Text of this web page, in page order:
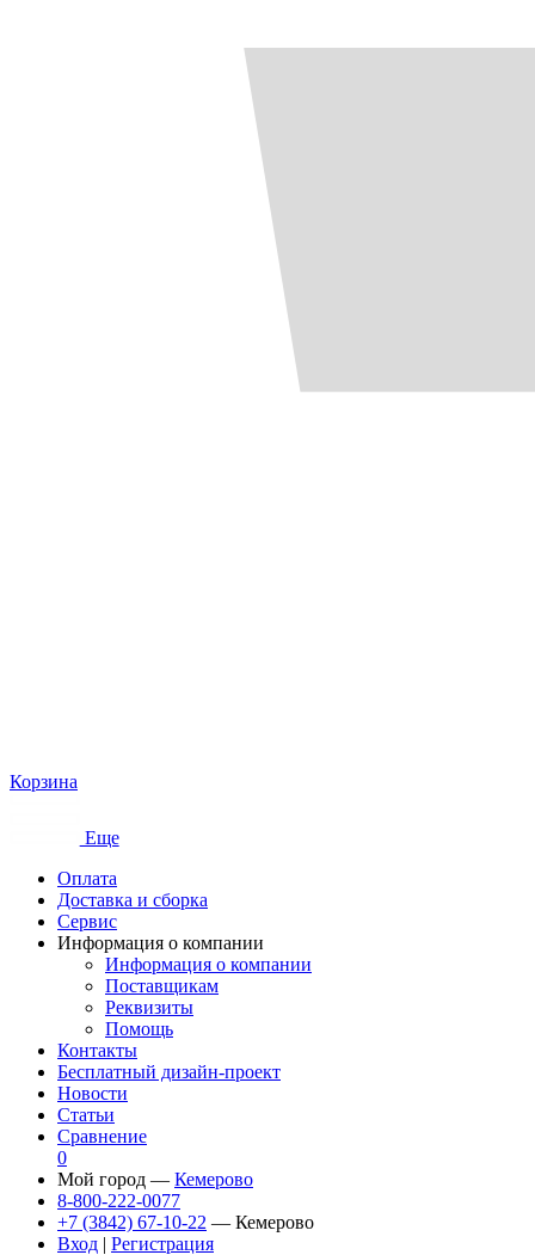
Корзина
Еще
Оплата
Доставка и сборка
Сервис
Информация о компании
Информация о компании
Поставщикам
Реквизиты
Помощь
Контакты
Бесплатный дизайн-проект
Новости
Статьи
Сравнение
0
Мой город — Кемерово
8-800-222-0077
+7 (3842) 67-10-22 — Кемерово
Вход | Регистрация